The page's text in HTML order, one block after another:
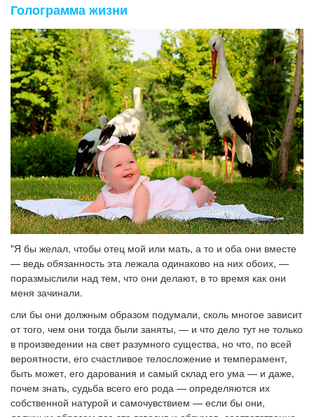
Голограмма жизни
"Я бы желал, чтобы отец мой или мать, а то и оба они вместе
— ведь обязанность эта лежала одинаково на них обоих, —
поразмыслили над тем, что они делают, в то время как они
меня зачинали.
сли бы они должным образом подумали, сколь многое зависит
от того, чем они тогда были заняты, — и что дело тут не только
в произведении на свет разумного существа, но что, по всей
вероятности, его счастливое телосложение и темперамент,
быть может, его дарования и самый склад его ума — и даже,
почем знать, судьба всего его рода — определяются их
собственной натурой и самочувствием — если бы они,